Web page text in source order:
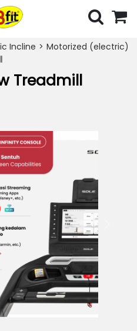
Incline
Motorized (electric)
Treadmill